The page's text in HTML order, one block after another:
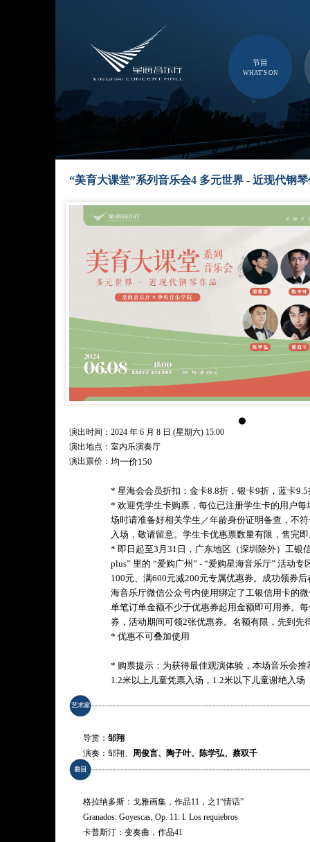
节目
WHAT'S ON
“美育大课堂”系列音乐会4 多元世界 - 近现代钢
演出时间：2024 年 6 月 8 日 (星期六) 15:00
演出地点：室内乐演奏厅
演出票价： 均一价150
* 星海会会员折扣：金卡8.8折，银卡9折，蓝卡9.5
* 欢迎凭学生卡购票，每位已注册学生卡的用户
场时请准备好相关学生／年龄身份证明备查，不
入场，敬请留意。学生卡优惠票数量有限，售完
* 即日起至3月31日，广东地区（深圳除外）工银
plus” 里的 “爱购广州” - “爱购星海音乐厅” 活动
100元、满600元减200元专属优惠券。成功领券
海音乐厅微信公众号内使用绑定了工银信用卡的
单笔订单金额不少于优惠券起用金额即可用券。
券，活动期间可领2张优惠券。名额有限，先到先
* 优惠不可叠加使用
* 购票提示：为获得最佳观演体验，本场音乐会推
1.2米以上儿童凭票入场，1.2米以下儿童谢绝入场
导赏： 邹翔
演奏：邹翔、 周俊言、陶子叶、陈学弘、蔡双千
格拉纳多斯：戈雅画集，作品11，之1“情话”
Granados: Goyescas, Op. 11: I. Los requiebros
卡普斯汀：变奏曲，作品41